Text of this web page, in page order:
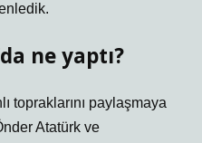
ne yaptı?
topraklarını paylaşmaya
Atatürk ve